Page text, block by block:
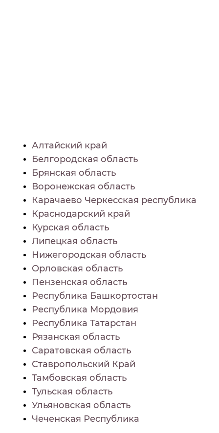
Алтайский край
Белгородская область
Брянская область
Воронежская область
Карачаево Черкесская республика
Краснодарский край
Курская область
Липецкая область
Нижегородская область
Орловская область
Пензенская область
Республика Башкортостан
Республика Мордовия
Республика Татарстан
Рязанская область
Саратовская область
Ставропольский Край
Тамбовская область
Тульская область
Ульяновская область
Чеченская Республика